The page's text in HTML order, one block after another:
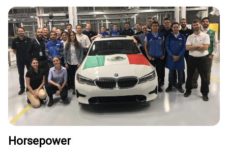
Horsepower